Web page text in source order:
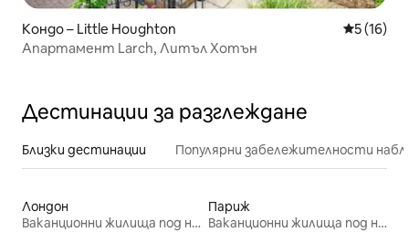
Кондо – Little Houghton Средна
5 (16)
Апартамент Larch, Литъл Хотън
Дестинации за разглеждане
Близки дестинации Популярни забележителности
Лондон
Ваканционни жилища под наем
Париж
Ваканционни жилища под наем